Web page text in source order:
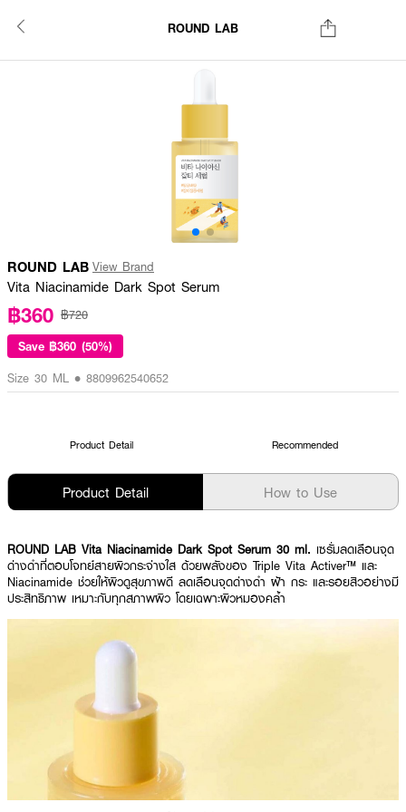
ROUND LAB
ROUND LAB View Brand
Vita Niacinamide Dark Spot Serum
฿360 ฿720
Save ฿360 (50%)
Size 30 ML • 8809962540652
Product Detail Recommended
Product Detail How to Use
ROUND LAB Vita Niacinamide Dark Spot Serum 30 ml. เซรั่มลดเลือนจุด
ด่างดำที่ตอบโจทย์สายผิวกระจ่างใส ด้วยพลังของ Triple Vita Activer™ และ
Niacinamide ช่วยให้ผิวดูสุขภาพดี ลดเลือนจุดด่างดำ ฝ้า กระ และรอยสิวอย่างมี
ประสิทธิภาพ เหมาะกับทุกสภาพผิว โดยเฉพาะผิวหมองคล้ำ